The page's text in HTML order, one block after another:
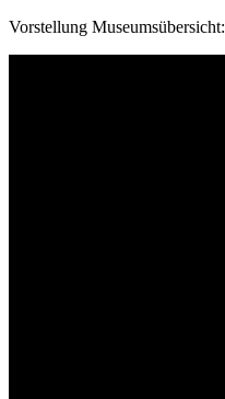
Vorstellung Museumsübersicht: